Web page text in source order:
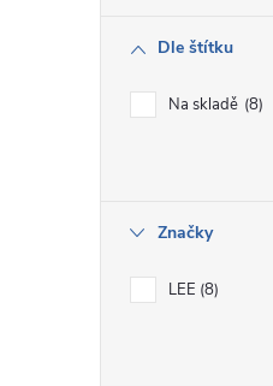
Dle štítku
Na skladě 8
Značky
LEE 8